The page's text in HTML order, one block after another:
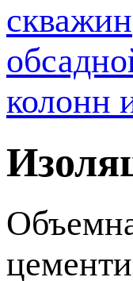
скважин
колонн